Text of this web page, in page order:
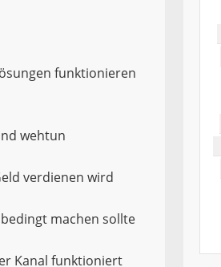
funktionieren
wehtun
verdienen wird
machen sollte
Kanal funktioniert